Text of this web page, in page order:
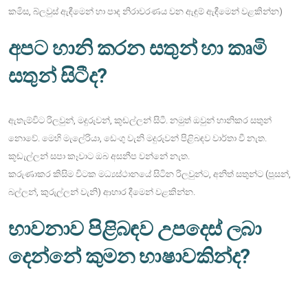
කමිස, බ්ලවුස් ඇඳීමෙන් හා පාද නිරාවරණය වන ඇඳුම් ඇඳීමෙන් වළකින්න)
අපට හානි කරන සතුන් හා කෘමි
සතුන් සිටීද?
ඇතැම්විට රිලවුන්, මදුරුවන්, කූඬල්ලන් සිටී. නමුත් ඔවුන් හානිකර සතුන්
නොවේ. මෙහි මැලේරියා, ඩෙංගු වැනි මදුරුවන් පිළිබඳව වාර්තා වී නැත.
කූඬැල්ලන් සපා කෑවාට ඔබ අසනීප වන්නේ නැත.
කරුණාකර කිසිම විටක මධ්‍යස්ථානයේ සිටින රිලවුන්ට, අනිත් සතුන්ට (පූසන්,
බල්ලන්, කුරුල්ලන් වැනි) ආහාර දීමෙන් වළකින්න.
භාවනාව පිළිබඳව උපදෙස් ලබා
දෙන්නේ කුමන භාෂාවකින්ද?